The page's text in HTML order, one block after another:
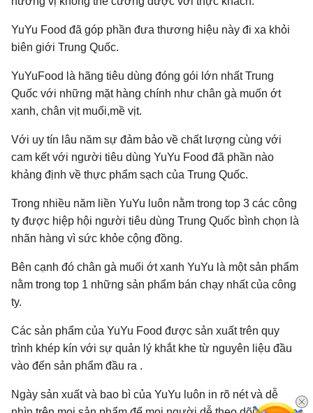
YuYu Food đã góp phần đưa thương hiệu này đi xa khỏi
biên giới Trung Quốc.
YuYuFood là hãng tiêu dùng đóng gói lớn nhất Trung
Quốc với những mặt hàng chính như chân gà muốn ớt
xanh, chân vịt muối,mề vịt.
Với uy tín lâu năm sự đảm bảo về chất lượng cùng với
cam kết với người tiêu dùng YuYu Food đã phần nào
khảng định về thực phẩm sạch của Trung Quốc.
Trong nhiều năm liền YuYu luôn nằm trong top 3 các công
ty được hiệp hội người tiêu dùng Trung Quốc bình chọn là
nhãn hàng vì sức khỏe cộng đồng.
Bên cạnh đó chân gà muối ớt xanh YuYu là một sản phẩm
nằm trong top 1 những sản phẩm bán chạy nhất của công
ty.
Các sản phẩm của YuYu Food được sản xuất trên quy
trình khép kín với sự quản lý khắt khe từ nguyên liệu đầu
vào đến sản phẩm đầu ra .
Ngày sản xuất và bao bì của YuYu luôn in rõ nét và dễ